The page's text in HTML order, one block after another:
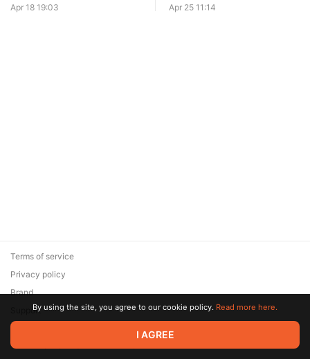
15000+ визер-роз в час
Apr 18 19:03
час
Apr 25 11:14
© 2026 Zaya Solutions Limited. All rights reserved. All trademarks
are the property of their respective owners.
Terms of service
Privacy policy
Brand
SupportBy using the site, you agree to our cookie policy. Read more here.
I AGREE